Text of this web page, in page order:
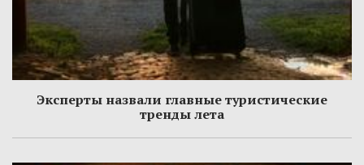
Эксперты назвали главные туристические
тренды лета